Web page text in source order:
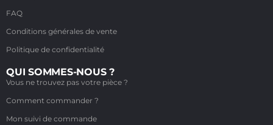
FAQ
Conditions générales de vente
Politique de confidentialité
QUI SOMMES-NOUS ?
Vous ne trouvez pas votre pièce ?
Comment commander ?
Mon suivi de commande